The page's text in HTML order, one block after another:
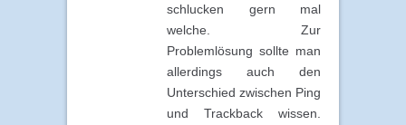
schlucken gern mal
welche. Zur
Problemlösung sollte man
allerdings auch den
Unterschied zwischen Ping
und Trackback wissen.